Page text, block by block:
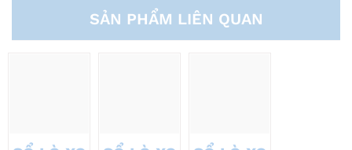
SẢN PHẨM LIÊN QUAN